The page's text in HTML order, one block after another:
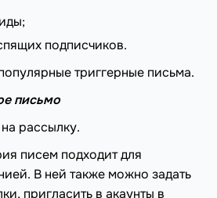
подписчиков.
триггерные письма.
письмо
рассылку.
писем подходит для
В ней также можно задать
пригласить в акаунты в